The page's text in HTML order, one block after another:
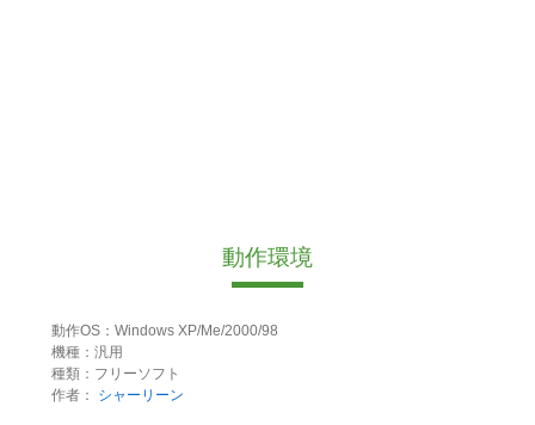
動作環境
動作OS：Windows XP/Me/2000/98
機種：汎用
種類：フリーソフト
作者：
シャーリーン